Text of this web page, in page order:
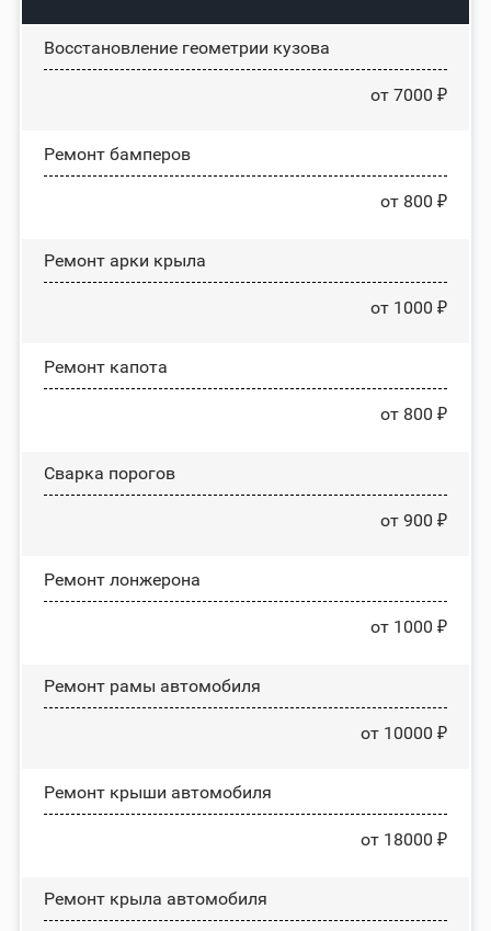
Восстановление геометрии кузова
от 7000 ₽
Ремонт бамперов
от 800 ₽
Ремонт арки крыла
от 1000 ₽
Ремонт капота
от 800 ₽
Сварка порогов
от 900 ₽
Ремонт лонжерона
от 1000 ₽
Ремонт рамы автомобиля
от 10000 ₽
Ремонт крыши автомобиля
от 18000 ₽
Ремонт крыла автомобиля